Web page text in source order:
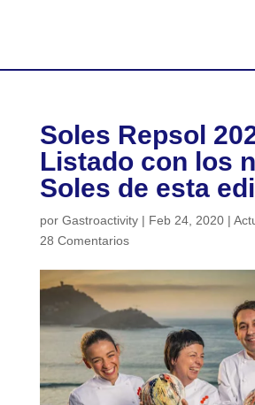
Soles Repsol
Listado con los
Soles de esta
por Gastroactivity| Feb 24, 2020|
28 Comentarios